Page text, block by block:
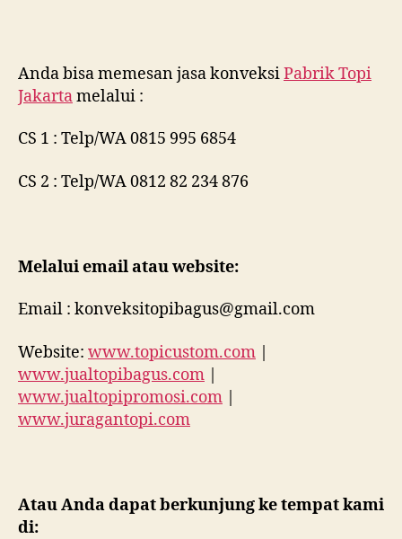
Anda bisa memesan jasa konveksiPabrik Topi
Jakartamelalui :
CS 1 : Telp/WA 0815 995 6854
CS 2 : Telp/WA 0812 82 234 876
Melalui email atau website:
Email : konveksitopibagus@gmail.com
Website: www.topicustom.com |
www.jualtopibagus.com |
www.jualtopipromosi.com |
www.juragantopi.com
Atau Anda dapat berkunjung ke tempat kami
di: